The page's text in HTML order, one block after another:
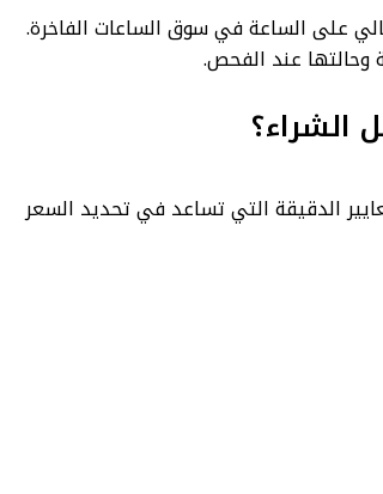
على الساعة في سوق الساعات الفاخرة.
وحالتها عند الفحص.
الشراء؟
الدقيقة التي تساعد في تحديد السعر